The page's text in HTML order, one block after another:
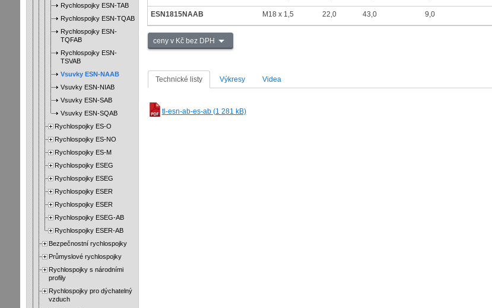
ESN1815NAAB M18 x 1,5 22,0 43,0 9,0
ceny v Kč bez DPH
Technické listy Výkresy Videa
tl-esn-ab-es-ab (1 281 kB)
Rychlospojky ESN-TAB
Rychlospojky ESN-TQAB
Rychlospojky ESN-
TQFAB
Rychlospojky ESN-
TSVAB
Vsuvky ESN-NAAB
Vsuvky ESN-NIAB
Vsuvky ESN-SAB
Vsuvky ESN-SQAB
Rychlospojky ES-O
Rychlospojky ES-NO
Rychlospojky ES-M
Rychlospojky ESEG
Rychlospojky ESEG
Rychlospojky ESER
Rychlospojky ESER
Rychlospojky ESEG-AB
Rychlospojky ESER-AB
Bezpečnostní rychlospojky
Průmyslové rychlospojky
Rychlospojky s národními
profily
Rychlospojky pro dýchatelný
vzduch